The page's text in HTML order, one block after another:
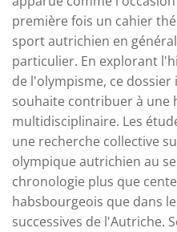
première fois un cahier
sport autrichien en
particulier. En explorant
de l'olympisme, ce
souhaite contribuer à
multidisciplinaire. Les
une recherche collective
olympique autrichien au
chronologie plus que
habsbourgeois que dans
successives de l'Autriche.